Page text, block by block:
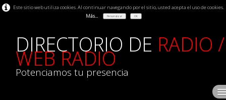
Este sitio web utiliza cookies. Al continuar navegando por el sitio, usted acepta el uso de cookies.
Más...
Personalizar OK
DIRECTORIO DE RADIO /
WEB RADIO
Potenciamos tu presencia